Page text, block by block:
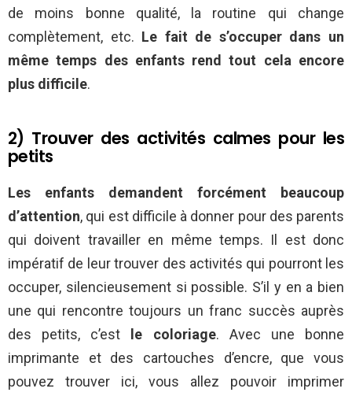
de moins bonne qualité, la routine qui change
complètement, etc. Le fait de s’occuper dans un
même temps des enfants rend tout cela encore
plus difficile.
2) Trouver des activités calmes pour les
petits
Les enfants demandent forcément beaucoup
d’attention, qui est difficile à donner pour des parents
qui doivent travailler en même temps. Il est donc
impératif de leur trouver des activités qui pourront les
occuper, silencieusement si possible. S’il y en a bien
une qui rencontre toujours un franc succès auprès
des petits, c’est
le coloriage. Avec une bonne
imprimante et des cartouches d’encre, que vous
pouvez trouver ici, vous allez pouvoir imprimer